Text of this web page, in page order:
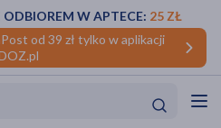
od 39 zł tylko w aplikacji
W APTECE: 25 ZŁ